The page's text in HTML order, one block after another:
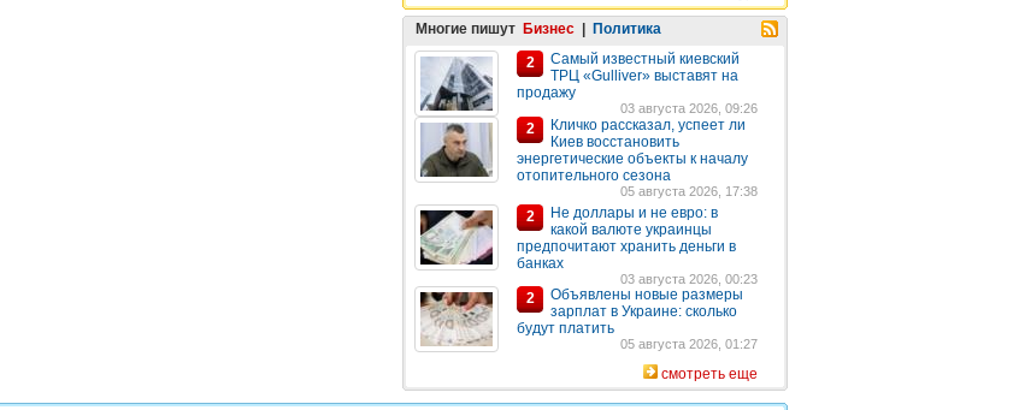
Многие пишут Бизнес
Политика
2
Самый известный киевский
ТРЦ «Gulliver» выставят на
продажу
03 августа 2026, 09:26
2
Кличко рассказал, успеет ли
Киев восстановить
энергетические объекты к началу
отопительного сезона
05 августа 2026, 17:38
2
Не доллары и не евро: в
какой валюте украинцы
предпочитают хранить деньги в
банках
03 августа 2026, 00:23
2
Объявлены новые размеры
зарплат в Украине: сколько
будут платить
05 августа 2026, 01:27
смотреть еще